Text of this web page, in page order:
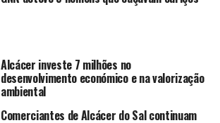
Alcácer investe 7 milhões no
desenvolvimento económico e na valorização
ambiental
Comerciantes de Alcácer do Sal continuam